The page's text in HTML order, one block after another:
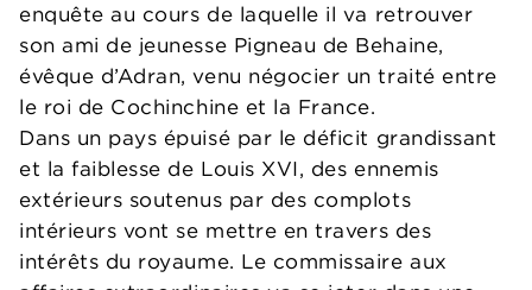
enquête au cours de laquelle il va retrouver
son ami de jeunesse Pigneau de Behaine,
évêque d’Adran, venu négocier un traité entre
le roi de Cochinchine et la France.
Dans un pays épuisé par le déficit grandissant
et la faiblesse de Louis XVI, des ennemis
extérieurs soutenus par des complots
intérieurs vont se mettre en travers des
intérêts du royaume. Le commissaire aux